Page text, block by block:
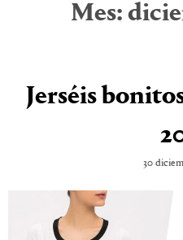
Mes:
Jerséis
30